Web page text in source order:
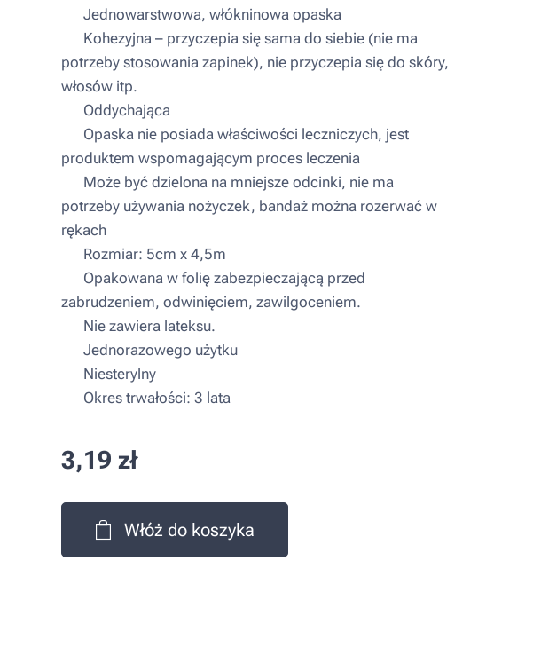
▪ Jednowarstwowa, włókninowa opaska
▪ Kohezyjna – przyczepia się sama do siebie (nie ma
potrzeby stosowania zapinek), nie przyczepia się do skóry,
włosów itp.
▪ Oddychająca
▪ Opaska nie posiada właściwości leczniczych, jest
produktem wspomagającym proces leczenia
▪ Może być dzielona na mniejsze odcinki, nie ma
potrzeby używania nożyczek, bandaż można rozerwać w
rękach
▪ Rozmiar: 5cm x 4,5m
▪ Opakowana w folię zabezpieczającą przed
zabrudzeniem, odwinięciem, zawilgoceniem.
▪ Nie zawiera lateksu.
▪ Jednorazowego użytku
▪ Niesterylny
▪ Okres trwałości: 3 lata
3,19 zł
Włóż do koszyka